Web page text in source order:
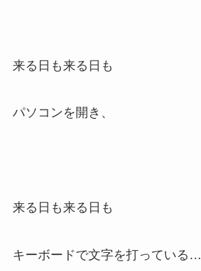
来る日も来る日も
パソコンを開き、
来る日も来る日も
キーボードで文字を打っている…